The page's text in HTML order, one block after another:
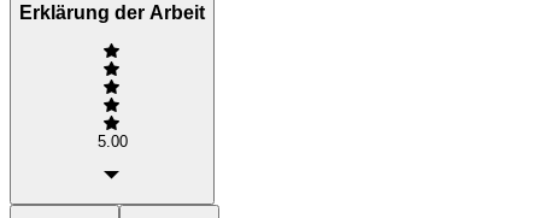
Erklärung der Arbeit
5.00